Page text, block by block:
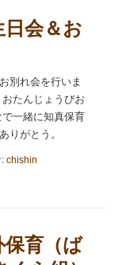
会＆お
別れ会を行いま
たんじょうびお
一緒に知真保育
りがとう。
chishin
育（ば